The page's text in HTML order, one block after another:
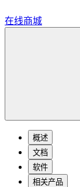
在线商城
概述
文档
软件
相关产品